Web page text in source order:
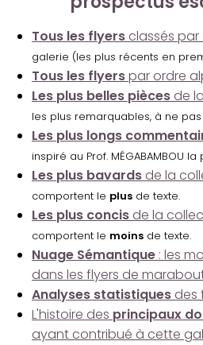
Tous les flyers classés
galerie (les plus récents en
Tous les flyerspar ordre
Les plus belles pièces de
les plus remarquables, à ne
Les plus longs
inspiré au Prof. MÉGABAMBOU
Les plus bavards de la
comportent le plus de texte.
Les plus concis de la
comportent le moins de texte.
Nuage Sémantique : les
dans les flyers de
Analyses statistiques des
L'histoire des principaux
ayant contribué à cette